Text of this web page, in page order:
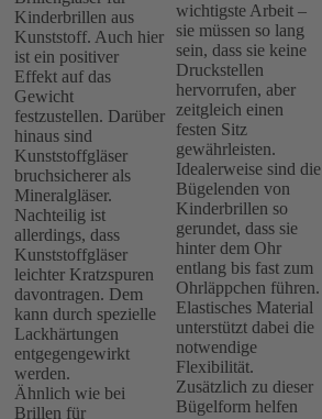
Kinderbrillen aus
Kunststoff. Auch hier
ist ein positiver
Effekt auf das
Gewicht
festzustellen. Darüber
hinaus sind
Kunststoffgläser
bruchsicherer als
Mineralgläser.
Nachteilig ist
allerdings, dass
Kunststoffgläser
leichter Kratzspuren
davontragen. Dem
kann durch spezielle
Lackhärtungen
entgegengewirkt
werden.
Ähnlich wie bei
Brillen für
wichtigste Arbeit –
sie müssen so lang
sein, dass sie keine
Druckstellen
hervorrufen, aber
zeitgleich einen
festen Sitz
gewährleisten.
Idealerweise sind die
Bügelenden von
Kinderbrillen so
gerundet, dass sie
hinter dem Ohr
entlang bis fast zum
Ohrläppchen führen.
Elastisches Material
unterstützt dabei die
notwendige
Flexibilität.
Zusätzlich zu dieser
Bügelform helfen